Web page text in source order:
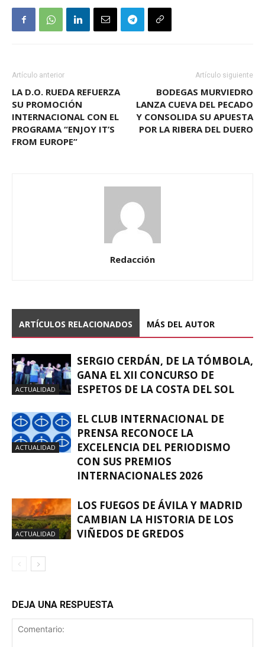
Artículo anterior
LA D.O. RUEDA REFUERZA
SU PROMOCIÓN
INTERNACIONAL CON EL
PROGRAMA “ENJOY IT’S
FROM EUROPE”
Artículo siguiente
BODEGAS MURVIEDRO
LANZA CUEVA DEL PECADO
Y CONSOLIDA SU APUESTA
POR LA RIBERA DEL DUERO
Redacción
ARTÍCULOS RELACIONADOS MÁS DEL AUTOR
ACTUALIDAD
SERGIO CERDÁN, DE LA TÓMBOLA,
GANA EL XII CONCURSO DE
ESPETOS DE LA COSTA DEL SOL
ACTUALIDAD
EL CLUB INTERNACIONAL DE
PRENSA RECONOCE LA
EXCELENCIA DEL PERIODISMO
CON SUS PREMIOS
INTERNACIONALES 2026
ACTUALIDAD
LOS FUEGOS DE ÁVILA Y MADRID
CAMBIAN LA HISTORIA DE LOS
VIÑEDOS DE GREDOS
DEJA UNA RESPUESTA